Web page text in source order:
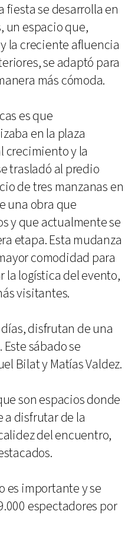
fiesta se desarrolla en
un espacio que,
la creciente afluencia
se adaptó para
más cómoda.
es que
en la plaza
crecimiento y la
trasladó al predio
de tres manzanas en
una obra que
y que actualmente se
etapa. Esta mudanza
comodidad para
la logística del evento,
visitantes.
disfrutan de una
sábado se
Bilat y Matías Valdez.
son espacios donde
a disfrutar de la
del encuentro,
es importante y se
espectadores por